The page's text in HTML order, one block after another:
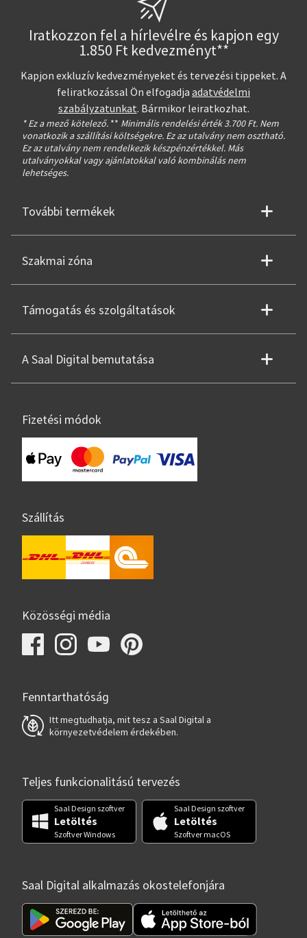
Iratkozzon fel a hírlevélre és kapjon egy
1.850 Ft kedvezményt**
Kapjon exkluzív kedvezményeket és tervezési tippeket. A
feliratkozással Ön elfogadja adatvédelmi
szabályzatunkat. Bármikor leiratkozhat.
* Ez a mező kötelező. ** Minimális rendelési érték 3.700 Ft. Nem
vonatkozik a szállítási költségekre. Ez az utalvány nem osztható.
Ez az utalvány nem rendelkezik készpénzértékkel. Más
utalványokkal vagy ajánlatokkal való kombinálás nem
lehetséges.
További termékek
Szakmai zóna
Támogatás és szolgáltatások
A Saal Digital bemutatása
Fizetési módok
Szállítás
Közösségi média
Fenntarthatóság
Itt megtudhatja, mit tesz a Saal Digital a
környezetvédelem érdekében.
Teljes funkcionalitású tervezés
Saal Design szoftver
Letöltés
Szoftver Windows
Saal Design szoftver
Letöltés
Szoftver macOS
Saal Digital alkalmazás okostelefonjára